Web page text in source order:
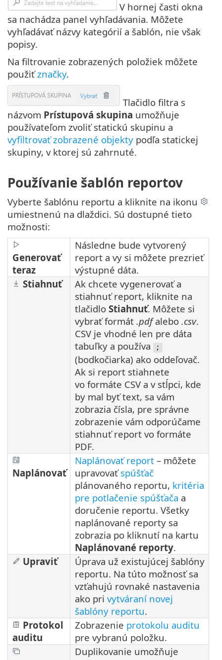
V hornej časti okna
sa nachádza panel vyhľadávania. Môžete
vyhľadávať názvy kategórií a šablón, nie však
popisy.
Na filtrovanie zobrazených položiek môžete
použiťznačky.
Tlačidlo filtra s
názvom Prístupová skupina umožňuje
používateľom zvoliť statickú skupinu a
vyfiltrovať zobrazené objekty podľa statickej
skupiny, v ktorej sú zahrnuté.
Používanie šablón reportov
Vyberte šablónu reportu a kliknite na ikonu
umiestnenú na dlaždici. Sú dostupné tieto
možnosti:
Generovať
teraz
Následne bude vytvorený
report a vy si môžete prezrieť
výstupné dáta.
Stiahnuť
Ak chcete vygenerovať a
stiahnuť report, kliknite na
tlačidlo Stiahnuť. Môžete si
vybrať formát .pdfalebo .csv.
CSV je vhodné len pre dáta
tabuľky a používa
;
(bodkočiarka) ako oddeľovač.
Ak si report stiahnete
vo formáte CSV a v stĺpci, kde
by mal byť text, sa vám
zobrazia čísla, pre správne
zobrazenie vám odporúčame
stiahnuť report vo formáte
PDF.
Naplánovať
Naplánovať report – môžete
upravovaťspúšťač
plánovaného reportu, kritéria
pre potlačenie spúšťača a
doručenie reportu. Všetky
naplánované reporty sa
zobrazia po kliknutí na kartu
Naplánované reporty.
Upraviť
Úprava už existujúcej šablóny
reportu. Na túto možnosť sa
vzťahujú rovnaké nastavenia
ako pri vytváraní novej
šablóny reportu.
Protokol
auditu
Zobrazenie protokolu auditu
pre vybranú položku.
Duplikovanie umožňuje